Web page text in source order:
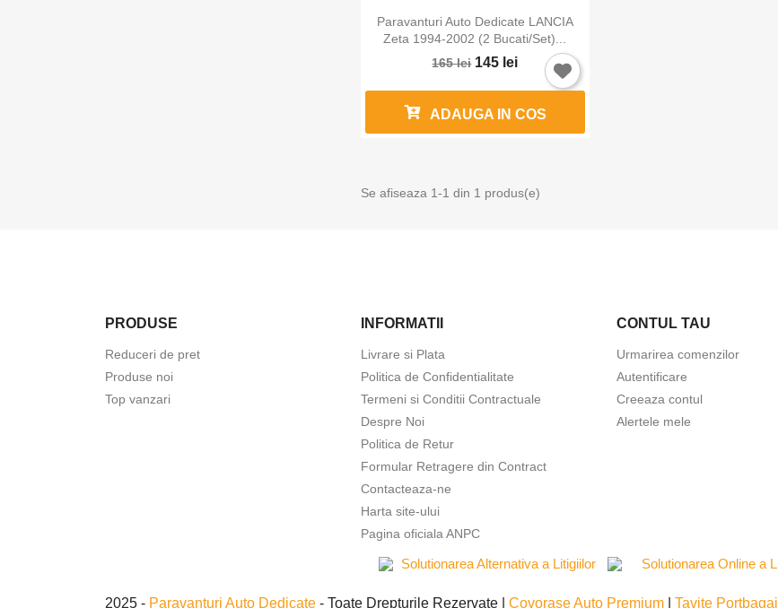
 Vizualizare rapida
Paravanturi Auto Dedicate LANCIA
Zeta 1994-2002 (2 Bucati/set)...
165 lei 145 lei
ADAUGA IN COS
Se afiseaza 1-1 din 1 produs(e)
PRODUSE
Reduceri de pret
Produse noi
Top vanzari
INFORMATII
Livrare si Plata
Politica de Confidentialitate
Termeni si Conditii Contractuale
Despre Noi
Politica de Retur
Formular Retragere din Contract
Contacteaza-ne
Harta site-ului
Pagina oficiala ANPC
CONTUL TAU
Urmarirea comenzilor
Autentificare
Creeaza contul
Alertele mele
2025 - Paravanturi Auto Dedicate - Toate Drepturile Rezervate | Covorase Auto Premium Tavite Portbagaj